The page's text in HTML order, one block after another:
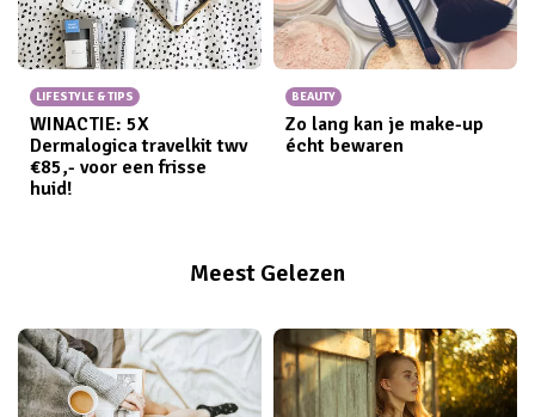
LIFESTYLE & TIPS
WINACTIE: 5X
Dermalogica travelkit twv
€85,- voor een frisse
huid!
BEAUTY
Zo lang kan je make-up
écht bewaren
Meest Gelezen